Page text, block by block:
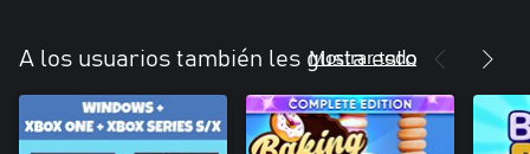
A los usuarios también les gusta esto
Mostrar todo